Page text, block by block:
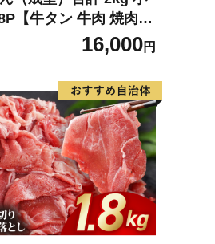
【牛タン 牛肉 焼肉用
サイズ不揃い】
16,000円